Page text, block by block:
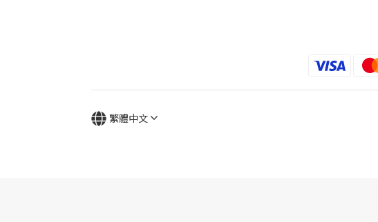
繁體中文